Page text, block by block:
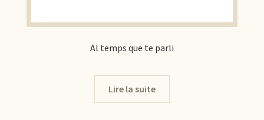
Al temps que te parli
Lire la suite